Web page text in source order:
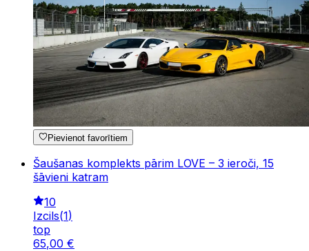
Pievienot favorītiem
Šaušanas komplekts pārim LOVE – 3 ieroči, 15
šāvieni katram
10
Izcils(1)
top
65,00 €